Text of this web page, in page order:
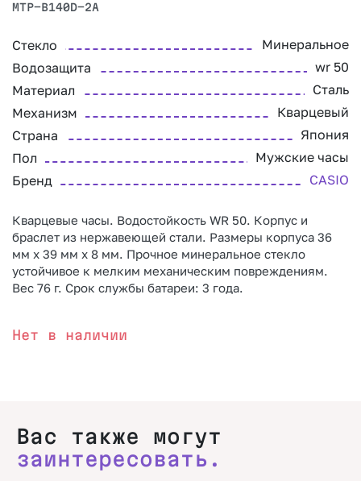
MTP-B140D-2A
Стекло
Минеральное
Водозащита
wr 50
Материал
Сталь
Механизм
Кварцевый
Страна
Япония
Пол
Мужские часы
Бренд
CASIO
Кварцевые часы. Водостойкость WR 50. Корпус и
браслет из нержавеющей стали. Размеры корпуса 36
мм x 39 мм x 8 мм. Прочное минеральное стекло
устойчивое к мелким механическим повреждениям.
Вес 76 г. Срок службы батареи: 3 года.
Нет в наличии
Вас также могут
заинтересовать.